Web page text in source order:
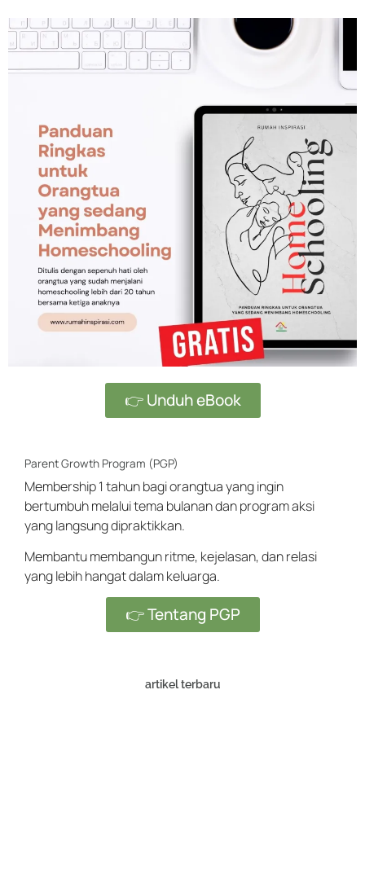
👉 Unduh eBook
Parent Growth Program (PGP)
Membership 1 tahun bagi orangtua yang ingin
bertumbuh melalui tema bulanan dan program aksi
yang langsung dipraktikkan.
Membantu membangun ritme, kejelasan, dan relasi
yang lebih hangat dalam keluarga.
👉 Tentang PGP
artikel terbaru